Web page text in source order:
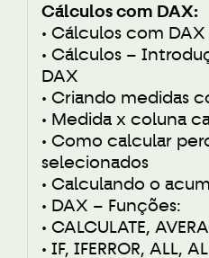
Cálculos com DAX:
• Cálculos com DAX
• Cálculos –
DAX
• Criando medidas
• Medida x coluna
• Como calcular
selecionados
• Calculando o
• DAX – Funções:
• CALCULATE,
• IF, IFERROR, ALL,